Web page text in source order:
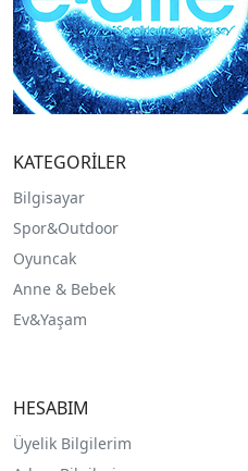
KATEGORİLER
Bilgisayar
Spor&Outdoor
Oyuncak
Anne & Bebek
Ev&Yaşam
HESABIM
Üyelik Bilgilerim